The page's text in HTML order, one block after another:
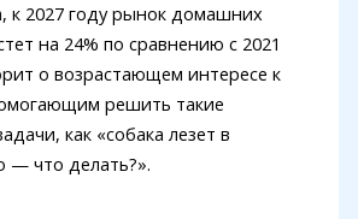
к 2027 году рынок домашних
на 24% по сравнению с 2021
о возрастающем интересе к
решить такие
как «собака лезет в
— что делать?».